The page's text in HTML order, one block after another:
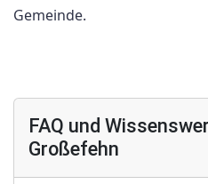
Gemeinde.
FAQ und
Großefehn